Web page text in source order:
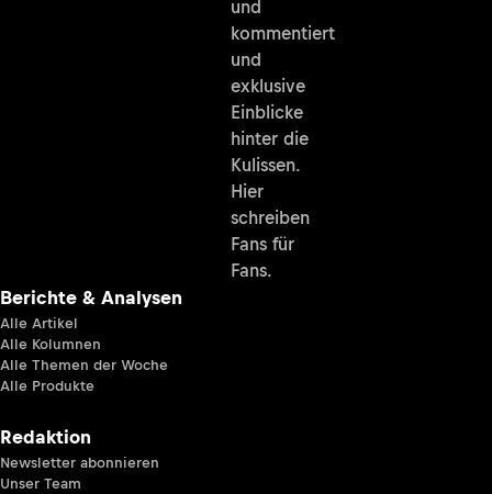
und
kommentiert
und
exklusive
Einblicke
hinter die
Kulissen.
Hier
schreiben
Fans für
Fans.
Berichte & Analysen
Alle Artikel
Alle Kolumnen
Alle Themen der Woche
Alle Produkte
Redaktion
Newsletter abonnieren
Unser Team